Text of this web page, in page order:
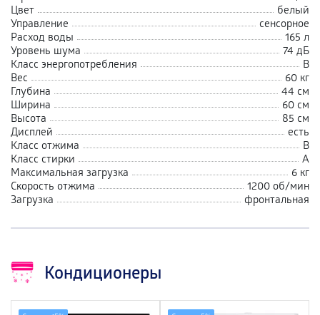
Цвет
белый
Управление
сенсорное
Расход воды
165 л
Уровень шума
74 дБ
Класс энергопотребления
В
Вес
60 кг
Глубина
44 см
Ширина
60 см
Высота
85 см
Дисплей
есть
Класс отжима
В
Класс стирки
А
Максимальная загрузка
6 кг
Скорость отжима
1200 об/мин
Загрузка
фронтальная
Кондиционеры